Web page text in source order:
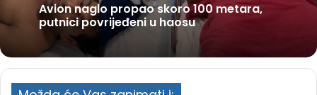
Avion naglo propao skoro 100 metara,
putnici povrijeđeni u haosu